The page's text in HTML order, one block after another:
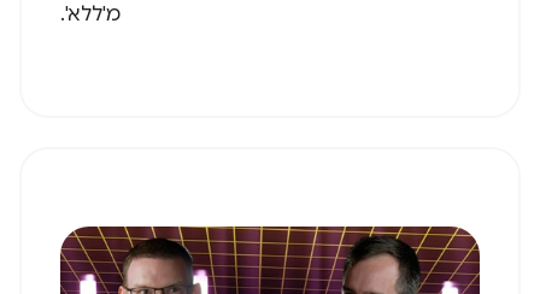
מ'ללא'.